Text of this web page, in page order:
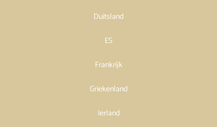
Duitsland
ES
Frankrijk
Griekenland
Ierland